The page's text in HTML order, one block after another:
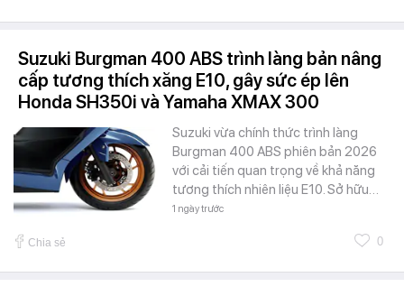
Suzuki Burgman 400 ABS trình làng bản nâng
cấp tương thích xăng E10, gây sức ép lên
Honda SH350i và Yamaha XMAX 300
Suzuki vừa chính thức trình làng
Burgman 400 ABS phiên bản 2026
với cải tiến quan trọng về khả năng
tương thích nhiên liệu E10. Sở hữu…
1 ngày trước
Chia sẻ 0